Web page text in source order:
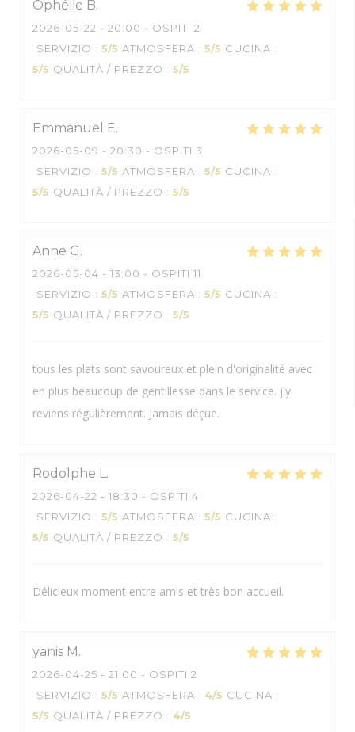
Ophélie B
2026-05-22 - 20:00 - OSPITI 2
SERVIZIO : 5/5 ATMOSFERA : 5/5 CUCINA :
5/5 QUALITÀ / PREZZO : 5/5
Emmanuel E
2026-05-09 - 20:30 - OSPITI 3
SERVIZIO : 5/5 ATMOSFERA : 5/5 CUCINA :
5/5 QUALITÀ / PREZZO : 5/5
Anne G
2026-05-04 - 13:00 - OSPITI 11
SERVIZIO : 5/5 ATMOSFERA : 5/5 CUCINA :
5/5 QUALITÀ / PREZZO : 5/5
tous les plats sont savoureux et plein d'originalité avec
en plus beaucoup de gentillesse dans le service. j'y
reviens régulièrement. Jamais déçue.
Rodolphe L
2026-04-22 - 18:30 - OSPITI 4
SERVIZIO : 5/5 ATMOSFERA : 5/5 CUCINA :
5/5 QUALITÀ / PREZZO : 5/5
Délicieux moment entre amis et très bon accueil.
yanis M
2026-04-25 - 21:00 - OSPITI 2
SERVIZIO : 5/5 ATMOSFERA : 4/5 CUCINA :
5/5 QUALITÀ / PREZZO : 4/5